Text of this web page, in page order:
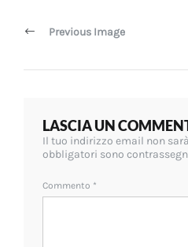
Previous Image
LASCIA UN
Il tuo indirizzo email non
obbligatori sono
Commento *